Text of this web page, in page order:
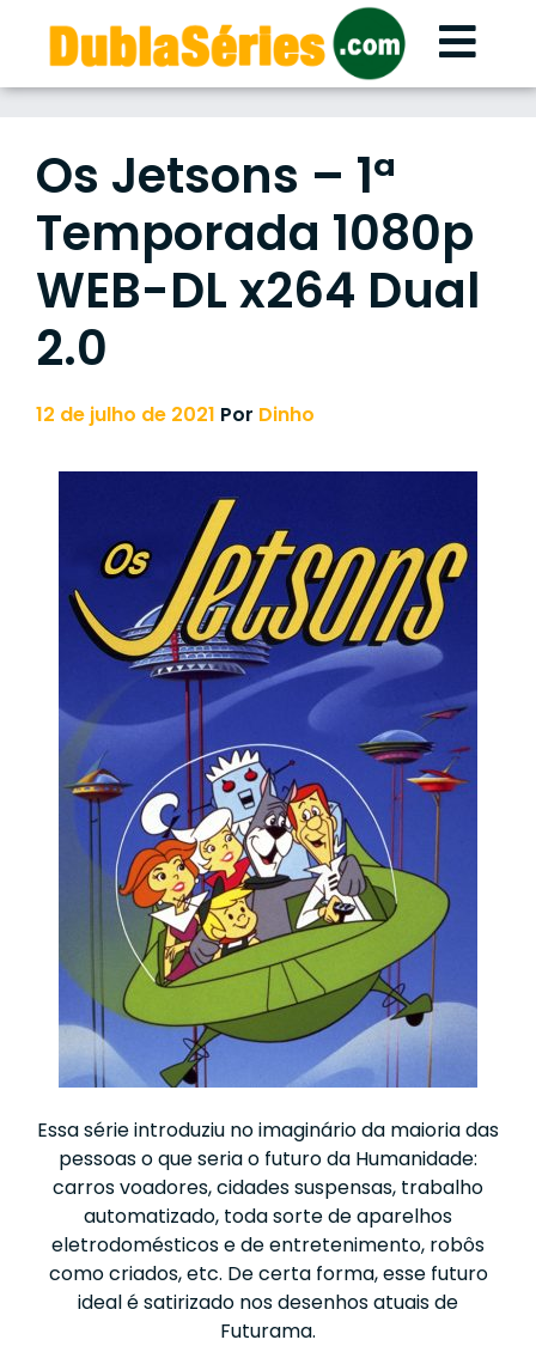
content
Os Jetsons – 1ª
Temporada 1080p
WEB-DL x264 Dual
2.0
12 de julho de 2021 Por Dinho
Essa série introduziu no imaginário da maioria das
pessoas o que seria o futuro da Humanidade:
carros voadores, cidades suspensas, trabalho
automatizado, toda sorte de aparelhos
eletrodomésticos e de entretenimento, robôs
como criados, etc. De certa forma, esse futuro
ideal é satirizado nos desenhos atuais de
Futurama.